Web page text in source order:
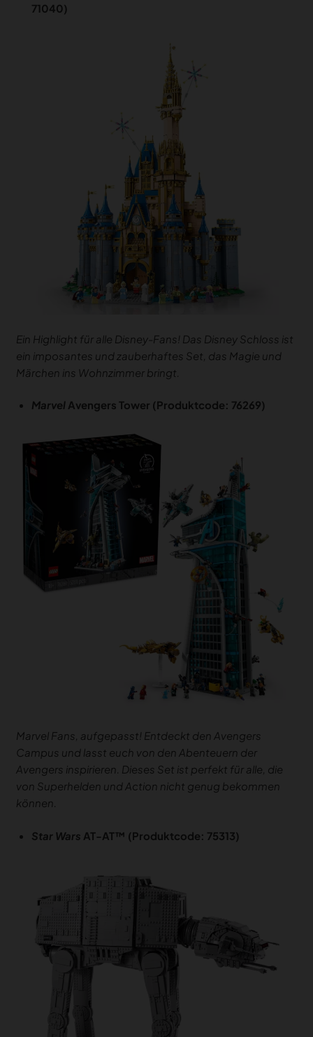
71040)
Ein Highlight für alle Disney-Fans! Das Disney Schloss ist
ein imposantes und zauberhaftes Set, das Magie und
Märchen ins Wohnzimmer bringt.
Marvel Avengers Tower (Produktcode: 76269)
Marvel Fans, aufgepasst! Entdeckt den Avengers
Campus und lasst euch von den Abenteuern der
Avengers inspirieren. Dieses Set ist perfekt für alle, die
von Superhelden und Action nicht genug bekommen
können.
Star Wars AT-AT™ (Produktcode: 75313)